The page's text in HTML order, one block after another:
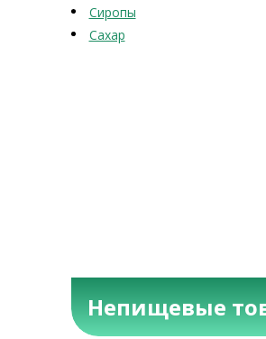
Сиропы
Сахар
Непищевые